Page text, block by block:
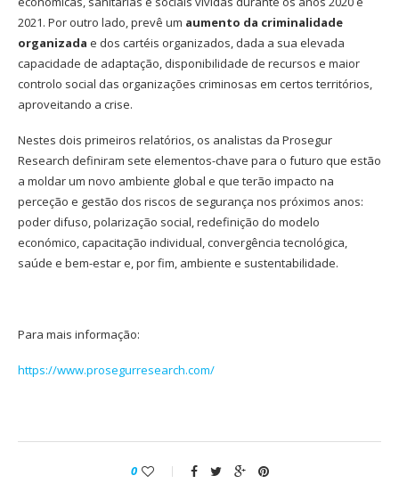
2021. Por outro lado, prevê um aumento da criminalidade
organizada e dos cartéis organizados, dada a sua elevada
capacidade de adaptação, disponibilidade de recursos e maior
controlo social das organizações criminosas em certos territórios,
aproveitando a crise.
Nestes dois primeiros relatórios, os analistas da Prosegur
Research definiram sete elementos-chave para o futuro que estão
a moldar um novo ambiente global e que terão impacto na
perceção e gestão dos riscos de segurança nos próximos anos:
poder difuso, polarização social, redefinição do modelo
económico, capacitação individual, convergência tecnológica,
saúde e bem-estar e, por fim, ambiente e sustentabilidade.
Para mais informação:
https://www.prosegurresearch.com/
0